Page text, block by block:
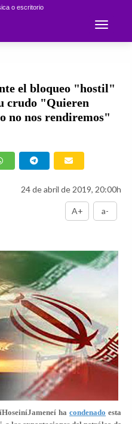
o escritorio
Toggle
el bloqueo "hostil"
crudo "Quieren
no nos rendiremos"
24 de abril de 2019, 20:00h
A+ a-
hacondenado esta